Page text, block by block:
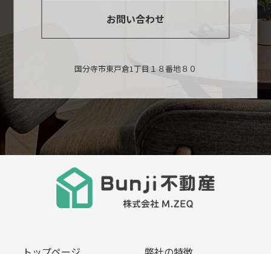
お問い合わせ
国分寺市東戸倉1丁目１８番地８０